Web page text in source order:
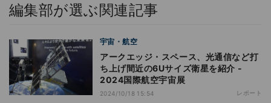
編集部が選ぶ関連記事
宇宙・航空
アークエッジ・スペース、光通信など打
ち上げ間近の6Uサイズ衛星を紹介 -
2024国際航空宇宙展
2024/10/18 15:54 レポート